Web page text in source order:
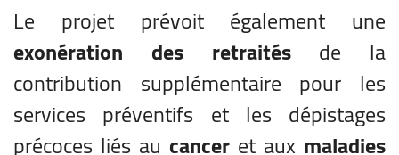
Le projet prévoit également une
exonération des retraitésde la
contribution supplémentaire pour les
services préventifs et les dépistages
précoces liés au cancer et aux maladies